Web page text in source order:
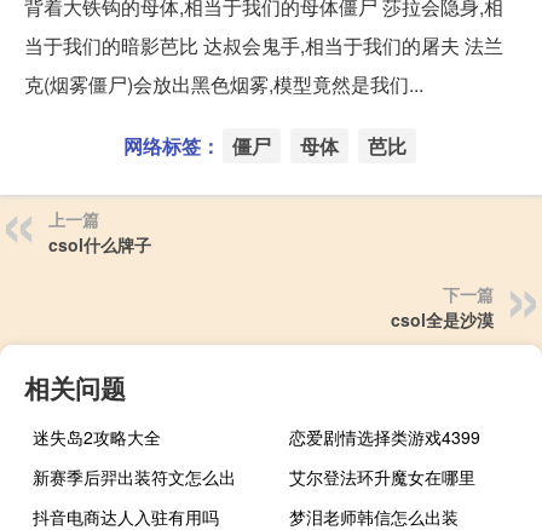
背着大铁钩的母体,相当于我们的母体僵尸 莎拉会隐身,相
当于我们的暗影芭比 达叔会鬼手,相当于我们的屠夫 法兰
克(烟雾僵尸)会放出黑色烟雾,模型竟然是我们...
网络标签： 僵尸 母体 芭比
上一篇
csol什么牌子
下一篇
csol全是沙漠
相关问题
迷失岛2攻略大全
恋爱剧情选择类游戏4399
新赛季后羿出装符文怎么出
艾尔登法环升魔女在哪里
抖音电商达人入驻有用吗
梦泪老师韩信怎么出装